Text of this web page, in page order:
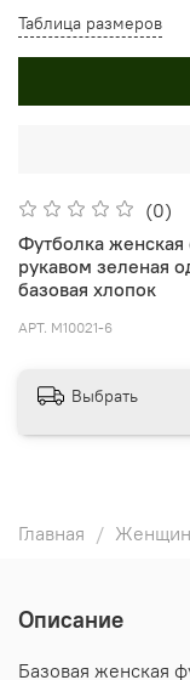
Футболка женская
рукавом зеленая
базовая хлопок
(0)
АРТ. M10021-6
Таблица размеров
Выбрать
Главная
Описание
Базовая женская